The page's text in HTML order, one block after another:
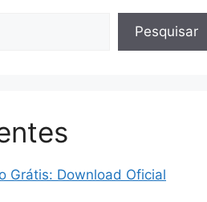
Pesquisar
Grátis: Download Oficial